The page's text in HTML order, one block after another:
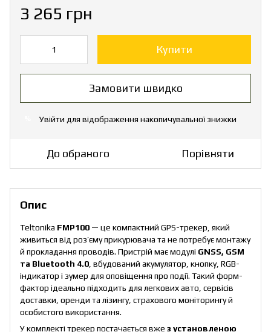
3 265 грн
Купити
Замовити швидко
Увійти для відображення накопичувальної знижки
До обраного Порівняти
Опис
Teltonika FMP100 — це компактний GPS-трекер, який
живиться від роз’єму прикурювача та не потребує монтажу
й прокладання проводів. Пристрій має модулі GNSS, GSM
та Bluetooth 4.0 , вбудований акумулятор, кнопку, RGB-
індикатор і зумер для оповіщення про події. Такий форм-
фактор ідеально підходить для легкових авто, сервісів
доставки, оренди та лізингу, страхового моніторингу й
особистого використання.
У комплекті трекер постачається вже з установленою